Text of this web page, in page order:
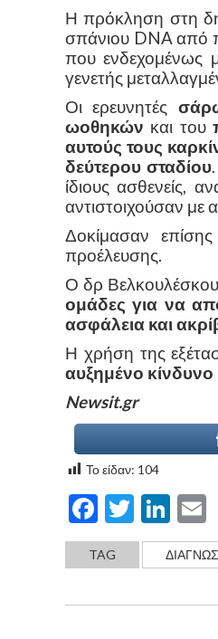
Η πρόκληση στη
σπάνιου DNA από
που ενδεχομένως
γενετής
Οι ερευνητές
ωοθηκών και του
αυτούς τους
δεύτερου σταδίου
ίδιους ασθενείς,
αντιστοιχούσαν με
Δοκίμασαν
προέλευσης.
Ο δρ Βελκουλέσκου
ομάδες για να
ασφάλεια και
Η χρήση της
αυξημένο
Newsit.gr
Το είδαν: 104
Facebook
Twitter
TAG